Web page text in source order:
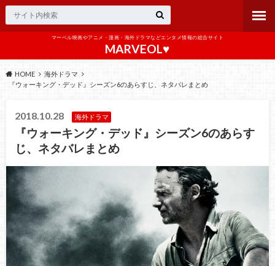
マーベル映画やアニメ・漫画・海外ドラマなどエンタメ情報の総合サイト
MARVEOL♥️
HOME
海外ドラマ
『ウォーキング・デッド』シーズン6のあらすじ、ネタバレまとめ
2018.10.28 海外ドラマ
『ウォーキング・デッド』シーズン6のあらす
じ、ネタバレまとめ